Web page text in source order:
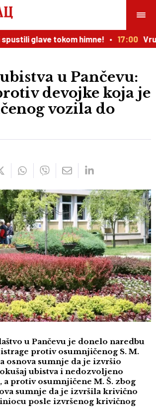
glave tokom himne! 17:00
u Pančevu:
devojke koja je
vozila do
u Pančevu je donelo naredbu
protiv osumnjičenog S. M.
osnova sumnje da je izvršio
ubistva i nedozvoljeno
a protiv osumnjičene M. Š. zbog
sumnje da je izvršila krivično
posle izvršenog krivičnog